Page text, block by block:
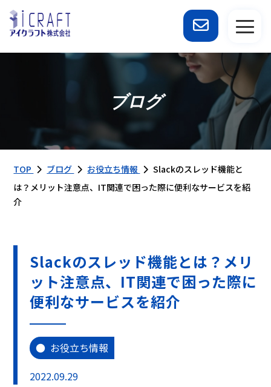
ブログ
TOP ブログ お役立ち情報
Slackのスレッド機能と
は？メリット注意点、IT関連で困った際に便利なサービスを紹
介
Slackのスレッド機能とは？メリ
ット注意点、IT関連で困った際に
便利なサービスを紹介
お役立ち情報
2022.09.29